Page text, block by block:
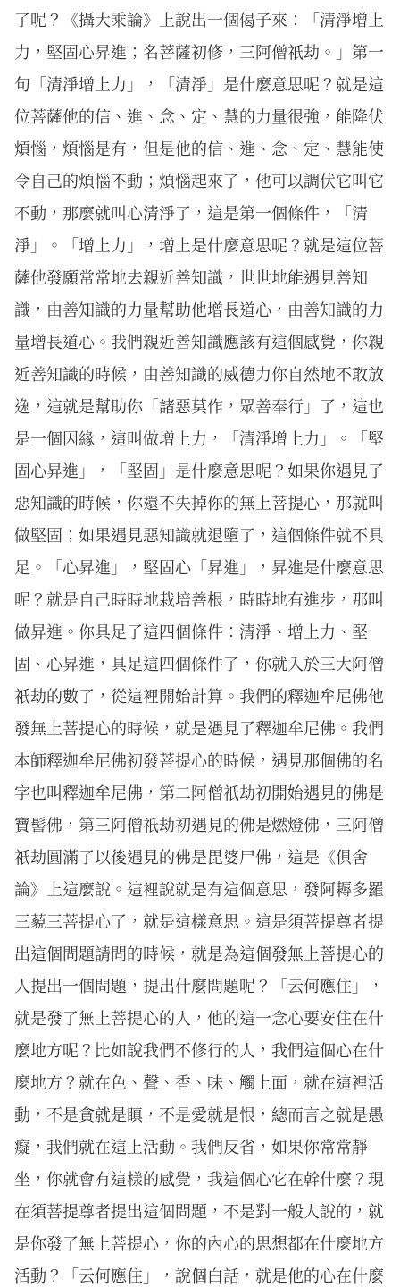
了呢？《攝大乘論》上說出一個偈子來：「清淨增上
力，堅固心昇進；名菩薩初修，三阿僧祇劫。」第一
句「清淨增上力」，「清淨」是什麼意思呢？就是這
位菩薩他的信、進、念、定、慧的力量很強，能降伏
煩惱，煩惱是有，但是他的信、進、念、定、慧能使
令自己的煩惱不動；煩惱起來了，他可以調伏它叫它
不動，那麼就叫心清淨了，這是第一個條件，「清
淨」。「增上力」，增上是什麼意思呢？就是這位菩
薩他發願常常地去親近善知識，世世地能遇見善知
識，由善知識的力量幫助他增長道心，由善知識的力
量增長道心。我們親近善知識應該有這個感覺，你親
近善知識的時候，由善知識的威德力你自然地不敢放
逸，這就是幫助你「諸惡莫作，眾善奉行」了，這也
是一個因緣，這叫做增上力，「清淨增上力」。「堅
固心昇進」，「堅固」是什麼意思呢？如果你遇見了
惡知識的時候，你還不失掉你的無上菩提心，那就叫
做堅固；如果遇見惡知識就退墮了，這個條件就不具
足。「心昇進」，堅固心「昇進」，昇進是什麼意思
呢？就是自己時時地栽培善根，時時地有進步，那叫
做昇進。你具足了這四個條件：清淨、增上力、堅
固、心昇進，具足這四個條件了，你就入於三大阿僧
祇劫的數了，從這裡開始計算。我們的釋迦牟尼佛他
發無上菩提心的時候，就是遇見了釋迦牟尼佛。我們
本師釋迦牟尼佛初發菩提心的時候，遇見那個佛的名
字也叫釋迦牟尼佛，第二阿僧祇劫初開始遇見的佛是
寶髻佛，第三阿僧祇劫初遇見的佛是燃燈佛，三阿僧
祇劫圓滿了以後遇見的佛是毘婆尸佛，這是《俱舍
論》上這麼說。這裡說就是有這個意思，發阿耨多羅
三藐三菩提心了，就是這樣意思。這是須菩提尊者提
出這個問題請問的時候，就是為這個發無上菩提心的
人提出一個問題，提出什麼問題呢？「云何應住」，
就是發了無上菩提心的人，他的這一念心要安住在什
麼地方呢？比如說我們不修行的人，我們這個心在什
麼地方？就在色、聲、香、味、觸上面，就在這裡活
動，不是貪就是瞋，不是愛就是恨，總而言之就是愚
癡，我們就在這上活動。我們反省，如果你常常靜
坐，你就會有這樣的感覺，我這個心它在幹什麼？現
在須菩提尊者提出這個問題，不是對一般人說的，就
是你發了無上菩提心，你的內心的思想都在什麼地方
活動？「云何應住」，說個白話，就是他的心在什麼